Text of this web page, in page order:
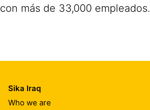
con más de 33,000 empleados.
Sika Iraq
Who we are